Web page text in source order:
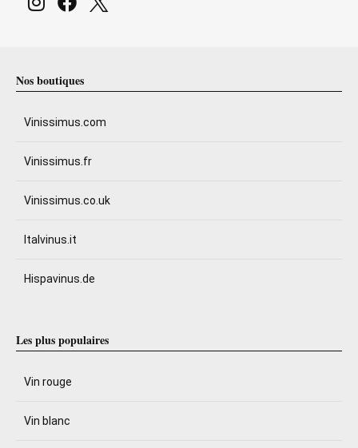
Nos boutiques
Vinissimus.com
Vinissimus.fr
Vinissimus.co.uk
Italvinus.it
Hispavinus.de
Les plus populaires
Vin rouge
Vin blanc